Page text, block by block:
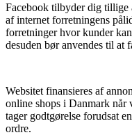
Facebook tilbyder dig tillige
af internet forretningens
forretninger hvor kunder
desuden bør anvendes til at
Websitet finansieres af
online shops i Danmark når
tager godtgørelse forudsat
ordre.